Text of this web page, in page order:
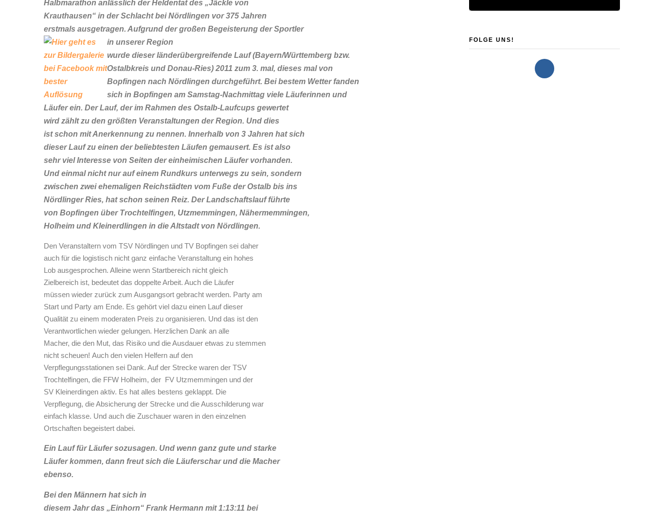
Halbmarathon anlässlich der Heldentat des „Jäckle von
Krauthausen“ in der Schlacht bei Nördlingen vor 375 Jahren
erstmals ausgetragen. Aufgrund der großen Begeisterung der Sportler
in unsererRegion
wurde dieser länderübergreifende Lauf (Bayern/Württemberg bzw.
Ostalbkreis und Donau-Ries) 2011 zum 3. mal, dieses mal von
Bopfingen nach Nördlingen durchgeführt. Bei bestem Wetter fanden
sich in Bopfingen am Samstag-Nachmittag viele Läuferinnen und
Läufer ein. Der Lauf, der im Rahmen des Ostalb-Laufcups gewertet
wird zählt zu den größten Veranstaltungen der Region. Und dies
ist schon mit Anerkennung zu nennen. Innerhalb von 3 Jahren hat sich
dieser Lauf zu einen der beliebtesten Läufen gemausert. Es ist also
sehr viel Interesse von Seiten der einheimischen Läufer vorhanden.
Und einmal nicht nur auf einem Rundkurs unterwegs zu sein, sondern
zwischen zwei ehemaligen Reichstädten vom Fuße der Ostalb bis ins
Nördlinger Ries, hat schon seinen Reiz. Der Landschaftslauf führte
von Bopfingen über Trochtelfingen, Utzmemmingen, Nähermemmingen,
Holheim und Kleinerdlingen in die Altstadt von Nördlingen.
Den Veranstaltern vom TSV Nördlingen und TV Bopfingen sei daher
auch für die logistisch nicht ganz einfache Veranstaltung ein hohes
Lob ausgesprochen. Alleine wenn Startbereich nicht gleich
Zielbereich ist, bedeutet das doppelte Arbeit. Auch die Läufer
müssen wieder zurück zum Ausgangsort gebracht werden. Party am
Start und Party am Ende. Es gehört viel dazu einen Lauf dieser
Qualität zu einem moderaten Preis zu organisieren. Und das ist den
Verantwortlichen wieder gelungen. Herzlichen Dank an alle
Macher, die den Mut, das Risiko und die Ausdauer etwas zu stemmen
nicht scheuen! Auch den vielen Helfern auf den
Verpflegungsstationen sei Dank. Auf der Strecke waren der TSV
Trochtelfingen, die FFW Holheim, der FV Utzmemmingen und der
SV Kleinerdingen aktiv. Es hat alles bestens geklappt. Die
Verpflegung, die Absicherung der Strecke und die Ausschilderung war
einfach klasse. Und auch die Zuschauer waren in den einzelnen
Ortschaften begeistert dabei.
Ein Lauf für Läufer sozusagen. Und wenn ganz gute und starke
Läufer kommen, dann freut sich die Läuferschar und die Macher
ebenso.
Bei den Männern hat sich in
diesem Jahr das „Einhorn“ Frank Hermann mit 1:13:11 bei
FOLGE UNS!